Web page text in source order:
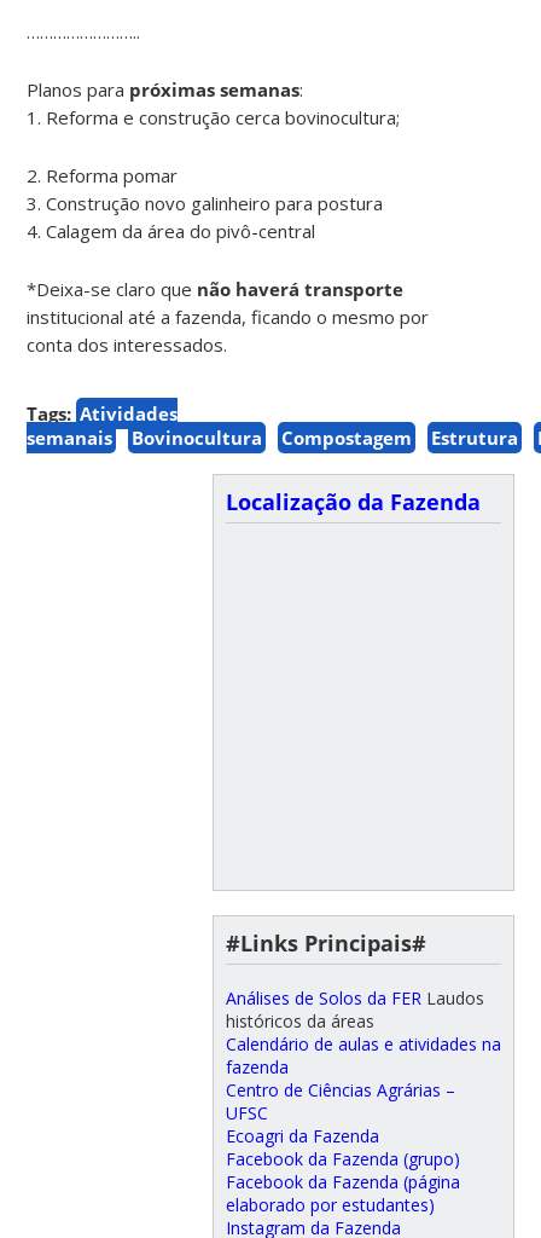
……………………..
Planos para próximas semanas:
1. Reforma e construção cerca bovinocultura;
2. Reforma pomar
3. Construção novo galinheiro para postura
4. Calagem da área do pivô-central
*Deixa-se claro que não haverá transporte
institucional até a fazenda, ficando o mesmo por
conta dos interessados.
Tags: Atividades
semanais
Bovinocultura Compostagem Estrutura
Localização da Fazenda
#Links Principais#
Análises de Solos da FER Laudos
históricos da áreas
Calendário de aulas e atividades na
fazenda
Centro de Ciências Agrárias –
UFSC
Ecoagri da Fazenda
Facebook da Fazenda (grupo)
Facebook da Fazenda (página
elaborado por estudantes)
Instagram da Fazenda